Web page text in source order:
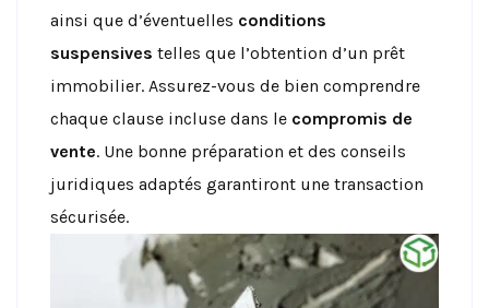
ainsi que d’éventuelles conditions
suspensives telles que l’obtention d’un prêt
immobilier. Assurez-vous de bien comprendre
chaque clause incluse dans le compromis de
vente. Une bonne préparation et des conseils
juridiques adaptés garantiront une transaction
sécurisée.